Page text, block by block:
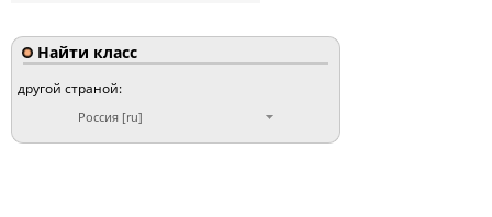
Найти класс
другой страной:
Россия [ru]